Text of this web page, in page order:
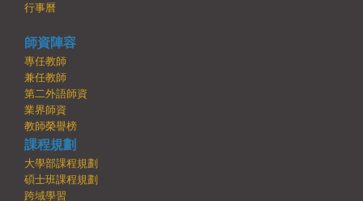
行事曆
師資陣容
專任教師
兼任教師
第二外語師資
業界師資
教師榮譽榜
課程規劃
大學部課程規劃
碩士班課程規劃
跨域學習